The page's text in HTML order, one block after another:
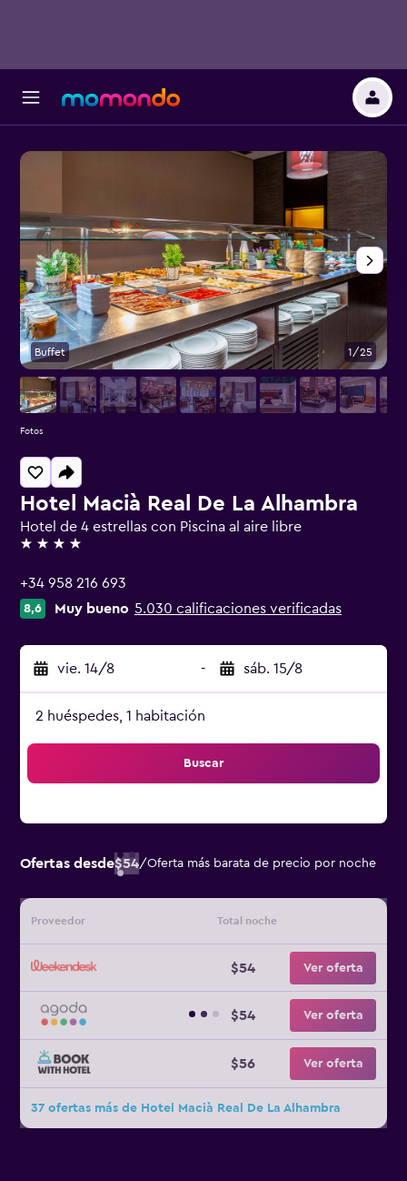
Hotel Macià Real De La Alhambra
Hotel de 4 estrellas con Piscina al aire libre
4 estrellas
+34 958 216 693
8,6 Muy bueno 5.030 calificaciones verificadas
vie. 14/8 - sáb. 15/8
2 huéspedes, 1 habitación
Buscar
Ofertas desde$54/Oferta más barata de precio por noche
Proveedor Total noche
$54 Ver oferta
$54 Ver oferta
$56 Ver oferta
37 ofertas más de Hotel Macià Real De La Alhambra
Buffet 1/25
Fotos